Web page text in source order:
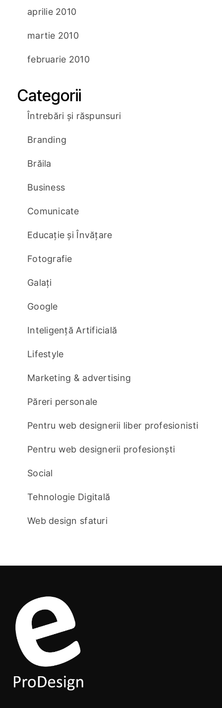
aprilie 2010
martie 2010
februarie 2010
Categorii
Întrebări și răspunsuri
Branding
Brăila
Business
Comunicate
Educație și Învățare
Fotografie
Galați
Google
Inteligență Artificială
Lifestyle
Marketing & advertising
Păreri personale
Pentru web designerii liber profesionisti
Pentru web designerii profesionști
Social
Tehnologie Digitală
Web design sfaturi